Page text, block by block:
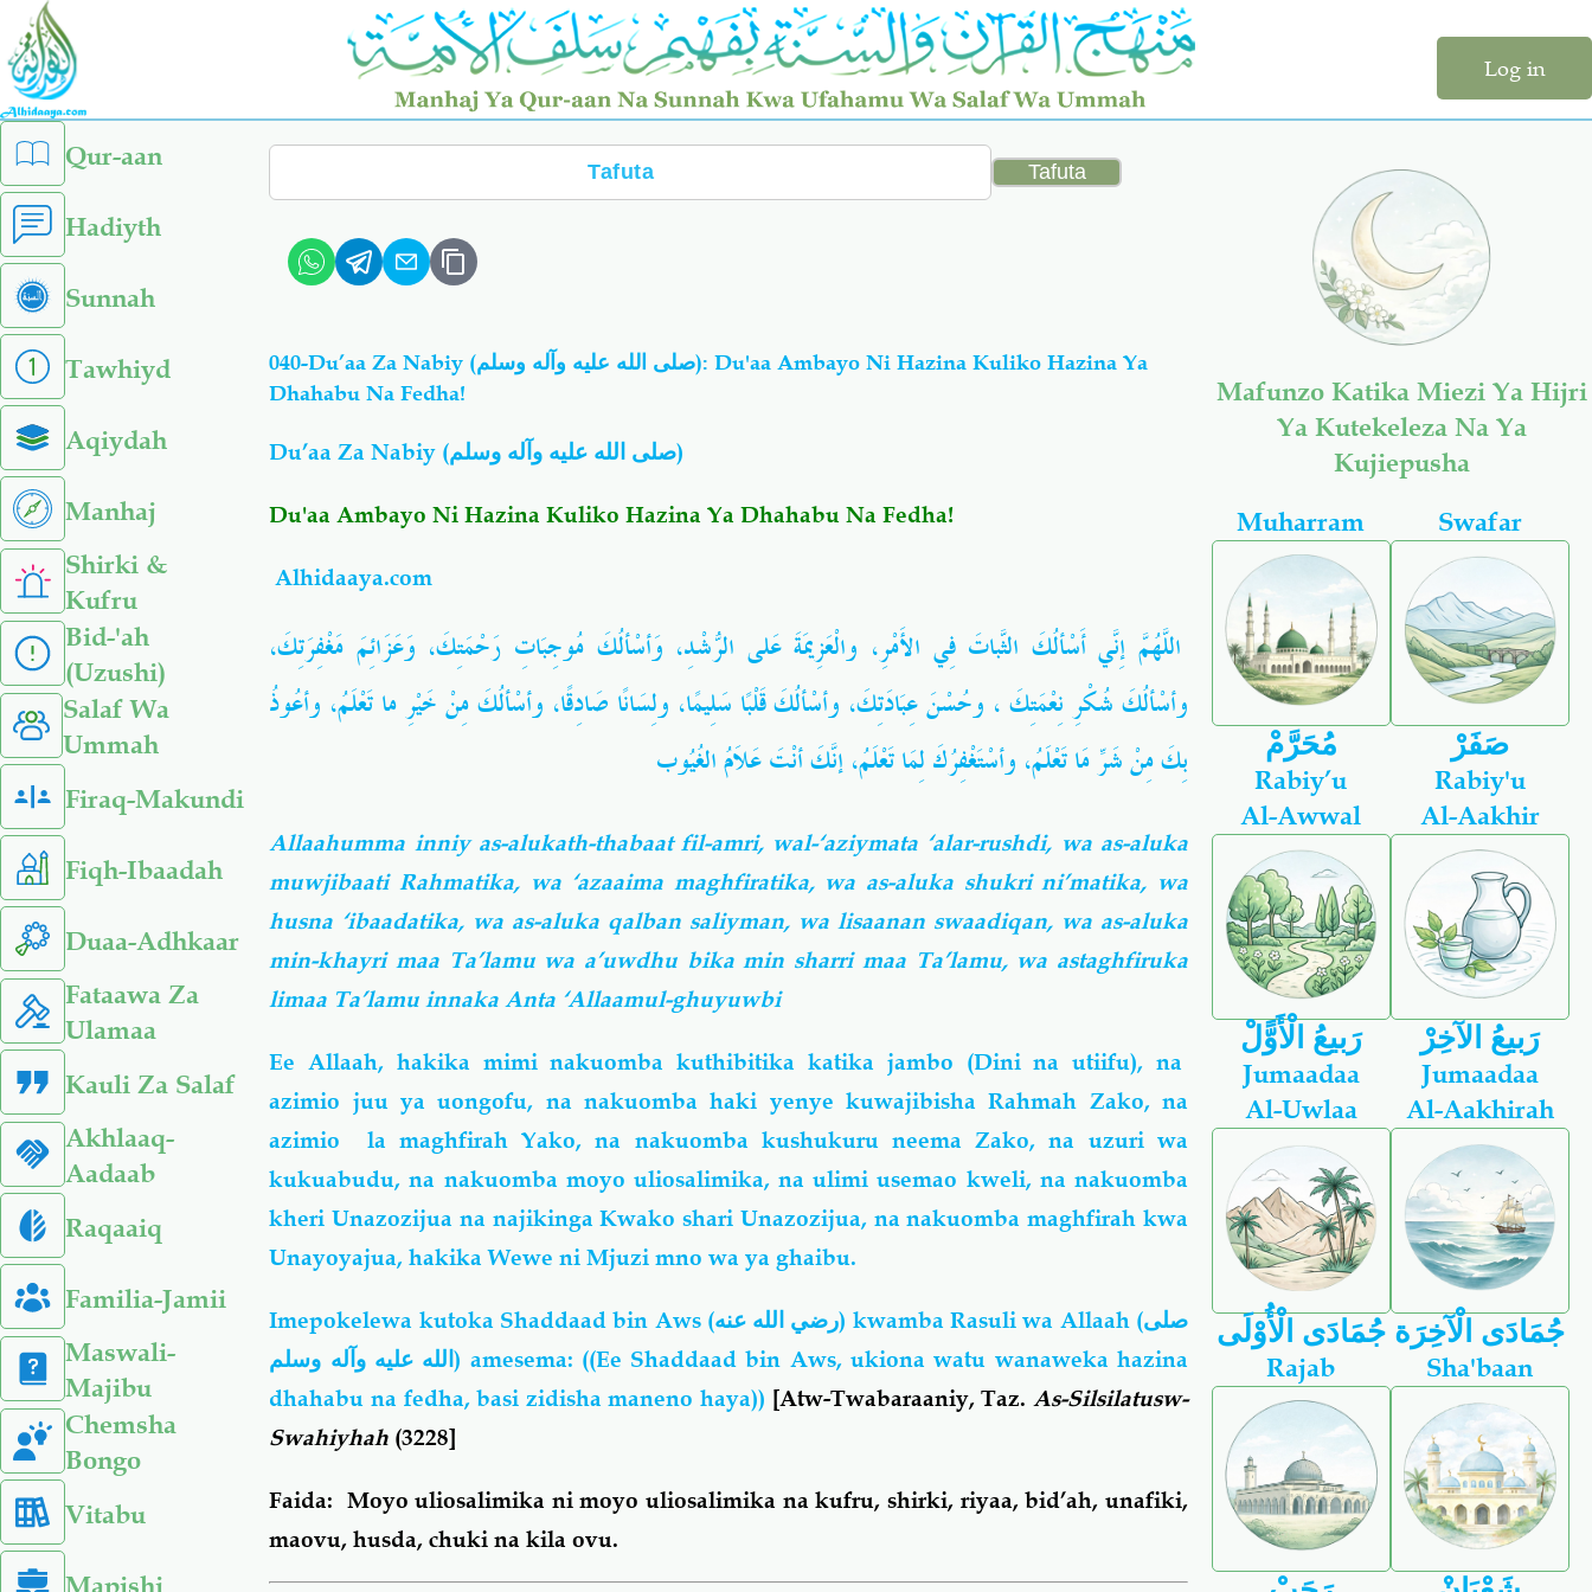
Skip
main
content
Log in
left
sidebar
menu
Qur-aan
Hadiyth
Sunnah
Tawhiyd
Aqiydah
Manhaj
Shirki &
Kufru
Bid-'ah
(Uzushi)
Salaf Wa
Ummah
Firaq-Makundi
Fiqh-Ibaadah
Duaa-Adhkaar
Fataawa Za
Ulamaa
Kauli Za Salaf
Akhlaaq-
Aadaab
Raqaaiq
Familia-Jamii
Maswali-
Majibu
Chemsha
Bongo
Vitabu
Mapishi
Search
040-Du’aa Za Nabiy (صلى الله عليه وآله وسلم): Du'aa Ambayo Ni Hazina Kuliko Hazina Ya
Dhahabu Na Fedha!
Du’aa Za Nabiy (صلى الله عليه وآله وسلم)
Du'aa Ambayo Ni Hazina Kuliko Hazina Ya Dhahabu Na Fedha!
Alhidaaya.com
اللَّهُمَّ إِنَّي أَسْألُكَ الثَّباتَ فِي الأَمْرِ، والْعَزِيمَةَ عَلى الرُّشْدِ، وَأسْألُكَ مُوجِبَاتِ رَحْمَتِكَ، وَعَزَائِمَ مَغْفِرَتِكَ،
وأسْألُكَ شُكْرِ نِعْمَتِكَ ، وحُسْنَ عِبَادَتِكَ، وأسْألُكَ قَلْبًا سَلِيمًا، ولِسَانًا صَادِقًا، وأسْألُكَ مِنْ خَيْرِ ما تَعْلَمُ، وأعُوذُ
بِكَ مِنْ شَرِّ مَا تَعْلَمُ، وأسْتَغْفِرُكَ لِمَا تَعْلَمُ، إنَّكَ أنْتَ عَلاَمُ الغُيُوب
Allaahumma inniy as-alukath-thabaat fil-amri, wal-‘aziymata ‘alar-rushdi, wa as-aluka
muwjibaati Rahmatika, wa ‘azaaima maghfiratika, wa as-aluka shukri ni’matika, wa
husna ‘ibaadatika, wa as-aluka qalban saliyman, wa lisaanan swaadiqan, wa as-aluka
min-khayri maa Ta’lamu wa a’uwdhu bika min sharri maa Ta’lamu, wa astaghfiruka
limaa Ta’lamu innaka Anta ‘Allaamul-ghuyuwbi
Ee Allaah, hakika mimi nakuomba kuthibitika katika jambo (Dini na utiifu), na
azimio juu ya uongofu, na nakuomba haki yenye kuwajibisha Rahmah Zako, na
azimio la maghfirah Yako, na nakuomba kushukuru neema Zako, na uzuri wa
kukuabudu, na nakuomba moyo uliosalimika, na ulimi usemao kweli, na nakuomba
kheri Unazozijua na najikinga Kwako shari Unazozijua, na nakuomba maghfirah kwa
Unayoyajua, hakika Wewe ni Mjuzi mno wa ya ghaibu.
Imepokelewa kutoka Shaddaad bin Aws (رضي الله عنه) kwamba Rasuli wa Allaah (صلى
الله عليه وآله وسلم) amesema: ((Ee Shaddaad bin Aws, ukiona watu wanaweka hazina
dhahabu na fedha, basi zidisha maneno haya)) [Atw-Twabaraaniy, Taz. As-Silsilatusw-
Swahiyhah (3228]
Faida: Moyo uliosalimika ni moyo uliosalimika na kufru, shirki, riyaa, bid’ah, unafiki,
maovu, husda, chuki na kila ovu.
Mafunzo Katika Miezi Ya Hijri
Ya Kutekeleza Na Ya
Kujiepusha
Muharram
مُحَرَّمْ
Swafar
صَفَرْ
Rabiy’u
Al-Awwal
رَبيعُ الْأَوًّلْ
Rabiy'u
Al-Aakhir
رَبيعُ الآخِرْ
Jumaadaa
Al-Uwlaa
جُمَادَى الْأُوْلَى
Jumaadaa
Al-Aakhirah
جُمَادَى الْآخِرَة
Rajab Sha'baan